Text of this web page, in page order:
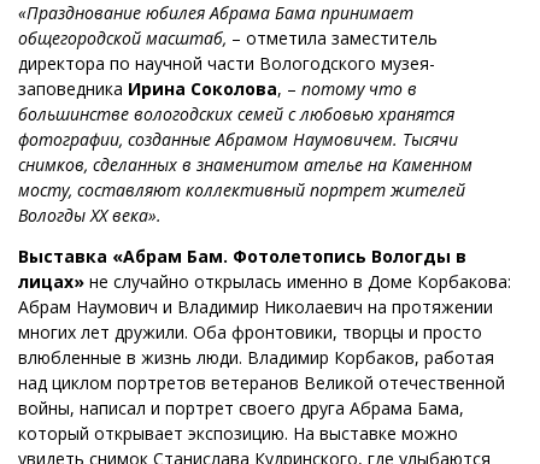
«Празднование юбилея Абрама Бама принимает
общегородской масштаб, – отметила заместитель
директора по научной части Вологодского музея-
заповедника Ирина Соколова, – потому что в
большинстве вологодских семей с любовью хранятся
фотографии, созданные Абрамом Наумовичем. Тысячи
снимков, сделанных в знаменитом ателье на Каменном
мосту, составляют коллективный портрет жителей
Вологды XX века».
Выставка «Абрам Бам. Фотолетопись Вологды в
лицах» не случайно открылась именно в Доме Корбакова:
Абрам Наумович и Владимир Николаевич на протяжении
многих лет дружили. Оба фронтовики, творцы и просто
влюбленные в жизнь люди. Владимир Корбаков, работая
над циклом портретов ветеранов Великой отечественной
войны, написал и портрет своего друга Абрама Бама,
который открывает экспозицию. На выставке можно
увидеть снимок Станислава Кудринского, где улыбаются